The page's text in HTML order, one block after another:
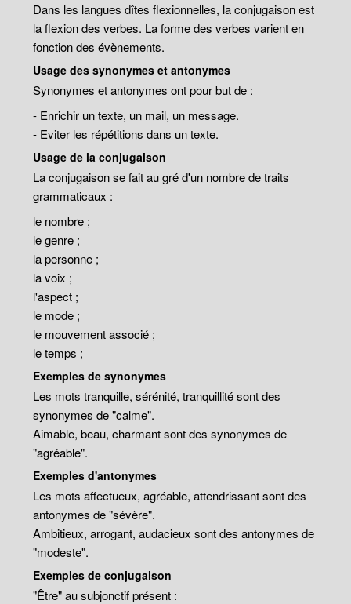
Dans les langues dîtes flexionnelles, la conjugaison est
la flexion des verbes. La forme des verbes varient en
fonction des évènements.
Usage des synonymes et antonymes
Synonymes et antonymes ont pour but de :
- Enrichir un texte, un mail, un message.
- Eviter les répétitions dans un texte.
Usage de la conjugaison
La conjugaison se fait au gré d'un nombre de traits
grammaticaux :
le nombre ;
le genre ;
la personne ;
la voix ;
l'aspect ;
le mode ;
le mouvement associé ;
le temps ;
Exemples de synonymes
Les mots tranquille, sérénité, tranquillité sont des
synonymes de "calme".
Aimable, beau, charmant sont des synonymes de
"agréable".
Exemples d'antonymes
Les mots affectueux, agréable, attendrissant sont des
antonymes de "sévère".
Ambitieux, arrogant, audacieux sont des antonymes de
"modeste".
Exemples de conjugaison
"Être" au subjonctif présent :